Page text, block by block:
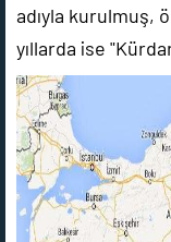
adıyla kurulmuş,
yıllarda ise